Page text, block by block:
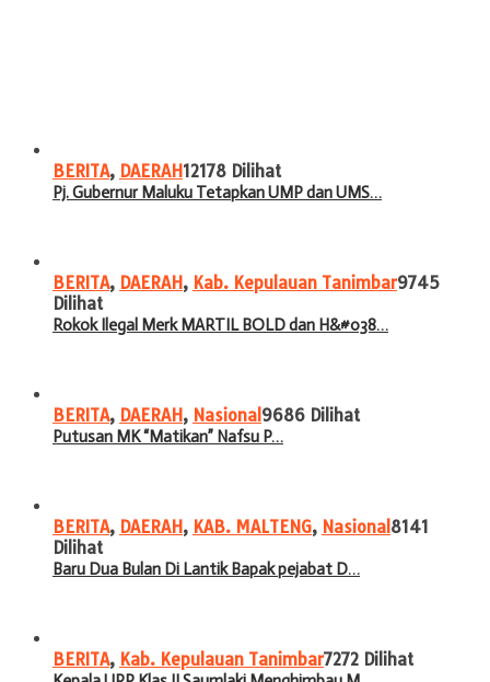
BERITA, DAERAH12178 Dilihat
Pj. Gubernur Maluku Tetapkan UMP dan UMS…
BERITA, DAERAH, Kab. Kepulauan Tanimbar9745
Dilihat
Rokok Ilegal Merk MARTIL BOLD dan H&#038…
BERITA, DAERAH, Nasional 9686 Dilihat
Putusan MK “Matikan” Nafsu P…
BERITA, DAERAH, KAB. MALTENG, Nasional 8141
Dilihat
Baru Dua Bulan Di Lantik Bapak pejabat D…
BERITA, Kab. Kepulauan Tanimbar7272 Dilihat